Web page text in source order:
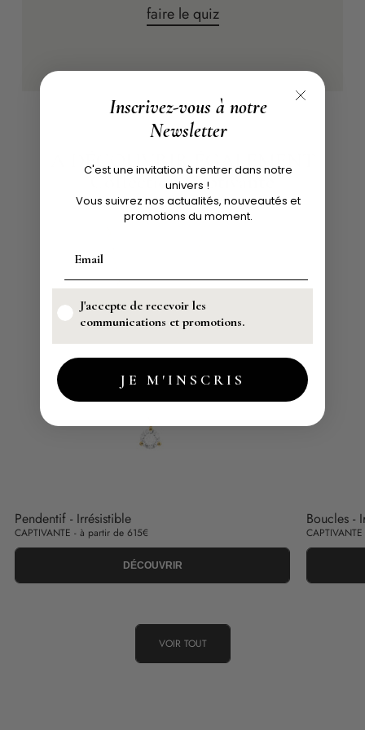
faire le quiz
À DÉCOUVRIR ÉGALEMENT
Collection Captivante
Pendentif - Irrésistible
CAPTIVANTE - à partir de 615€
DÉCOUVRIR
Boucles -
VOIR TOUT
Inscrivez-vous à notre
Newsletter
C'est une invitation à rentrer dans notre
univers !
Vous suivrez nos actualités, nouveautés et
promotions du moment.
J'accepte de recevoir les
communications et promotions.
JE M'INSCRIS